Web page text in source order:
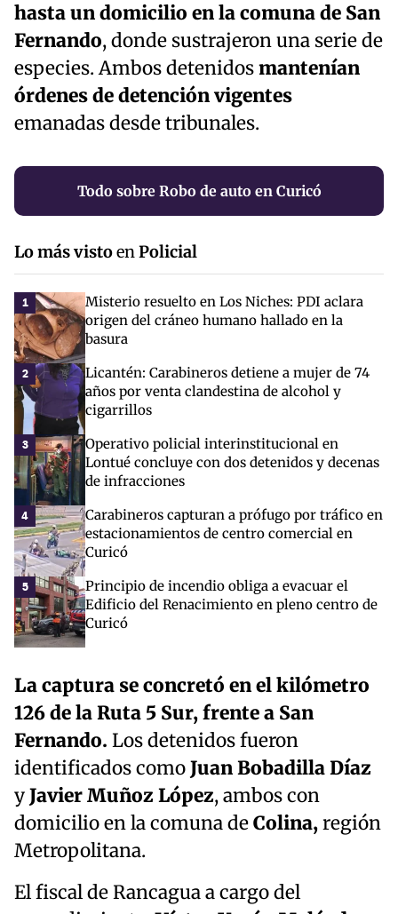
hasta un domicilio en la comuna de San
Fernando, donde sustrajeron una serie de
especies. Ambos detenidosmantenían
órdenes de detención vigentes
emanadas desde tribunales.
Todo sobre Robo de auto en Curicó
Lo más vistoenPolicial
1
Misterio resuelto en Los Niches: PDI aclara
origen del cráneo humano hallado en la
basura
2
Licantén: Carabineros detiene a mujer de 74
años por venta clandestina de alcohol y
cigarrillos
3
Operativo policial interinstitucional en
Lontué concluye con dos detenidos y decenas
de infracciones
4
Carabineros capturan a prófugo por tráfico en
estacionamientos de centro comercial en
Curicó
5
Principio de incendio obliga a evacuar el
Edificio del Renacimiento en pleno centro de
Curicó
La captura se concretó en el kilómetro
126 de la Ruta 5 Sur, frente a San
Fernando. Los detenidos fueron
identificados comoJuan Bobadilla Díaz
yJavier Muñoz López, ambos con
domicilio en la comuna deColina,región
Metropolitana.
El fiscal de Rancagua a cargo del